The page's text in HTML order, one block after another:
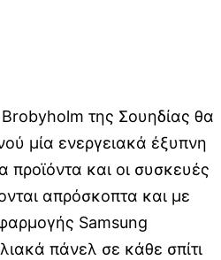
της Σουηδίας θα
μία ενεργειακά έξυπνη
προϊόντα και οι συσκευές
απρόσκοπτα και με
Samsung
πάνελ σε κάθε σπίτι